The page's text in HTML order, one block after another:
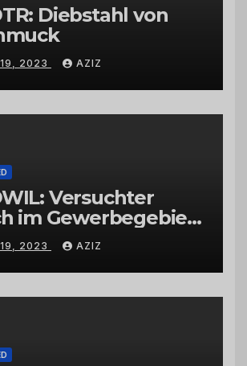
Diebstahl von
2023 AZIZ
Versuchter
im Gewerbegebiet
2023 AZIZ